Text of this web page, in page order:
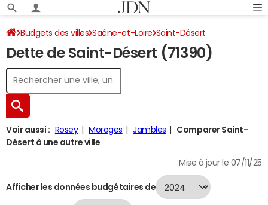
Budgets des villes Saône-et-Loire Saint-Désert
Dette au 31/12/2024
Dette de Saint-Désert (71390)
Voir aussi : Rosey Moroges Jambles
Comparer Saint-
Désert à une autre ville
Mise à jour le 07/11/25
Afficher les données budgétaires de